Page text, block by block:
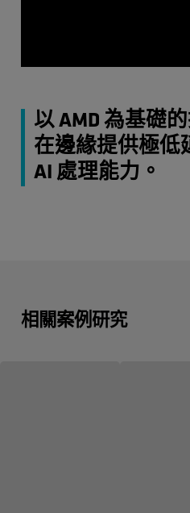
以 AMD 為基礎
在邊緣提供極低
AI 處理能力。
相關案例研究